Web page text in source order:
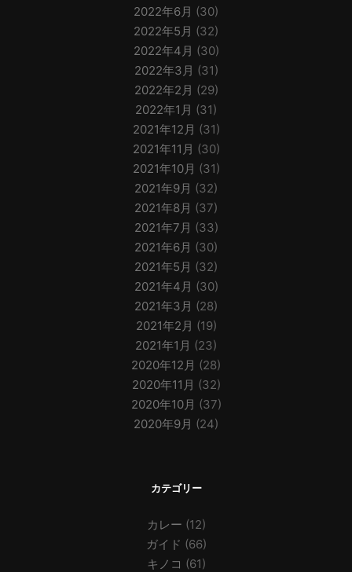
2022年6月 (30)
2022年5月 (32)
2022年4月 (30)
2022年3月 (31)
2022年2月 (29)
2022年1月 (31)
2021年12月 (31)
2021年11月 (30)
2021年10月 (31)
2021年9月 (32)
2021年8月 (37)
2021年7月 (33)
2021年6月 (30)
2021年5月 (32)
2021年4月 (30)
2021年3月 (28)
2021年2月 (19)
2021年1月 (23)
2020年12月 (28)
2020年11月 (32)
2020年10月 (37)
2020年9月 (24)
カテゴリー
カレー (12)
ガイド (66)
キノコ (61)